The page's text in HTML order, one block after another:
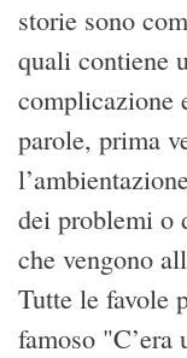
storie sono
quali contiene
complicazione
parole, prima
dei problemi o
che vengono
Tutte le favole
famoso